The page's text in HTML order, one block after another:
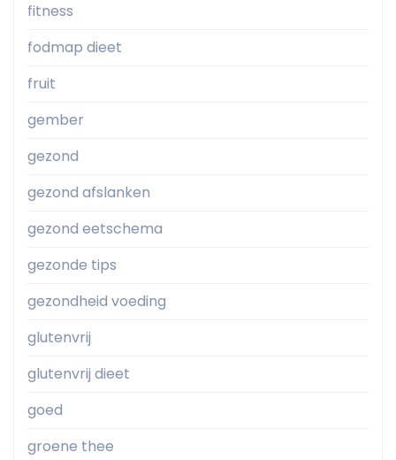
fitness
fodmap dieet
fruit
gember
gezond
gezond afslanken
gezond eetschema
gezonde tips
gezondheid voeding
glutenvrij
glutenvrij dieet
goed
groene thee